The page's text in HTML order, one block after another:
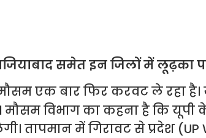
समेत इन जिलों में लूढ़का
एक बार फिर करवट ले रहा
मौसम विभाग का कहना है कि
तापमान में गिरावट से प्रदेश